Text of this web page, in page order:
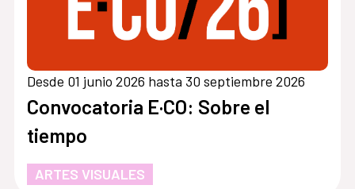
Desde 01 junio 2026 hasta 30 septiembre 2026
Convocatoria E·CO: Sobre el
tiempo
ARTES VISUALES